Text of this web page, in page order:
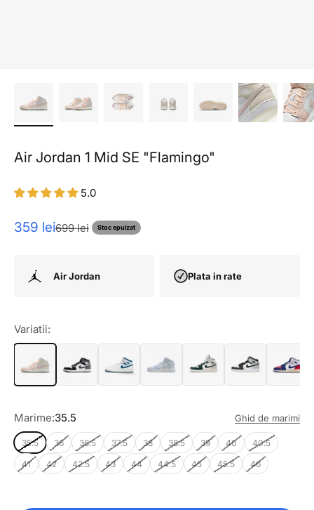
Air Jordan 1 Mid SE "Flamingo"
5.0
Pret redus
359 leiPret normal
699 lei Stoc epuizat
Air Jordan Plata in rate
Variatii:
Marime:35.5 Ghid de marimi
35.5 36 36.5 37.5 38 38.5 39 40
40.5
41
42 42.5 43 44 44.5 45 45.5 46